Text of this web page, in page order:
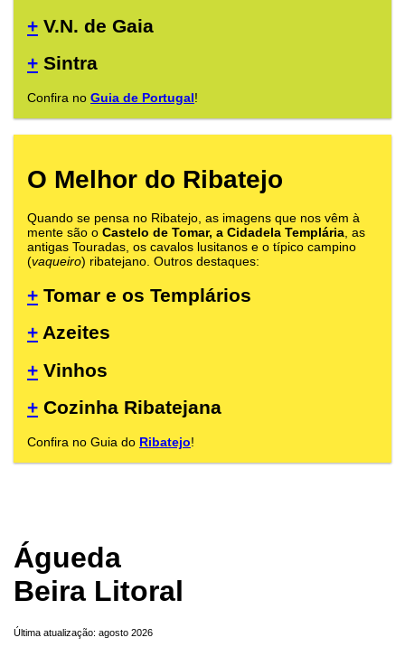
+ V.N. de Gaia
+ Sintra
Confira no Guia de Portugal!
O Melhor do Ribatejo
Quando se pensa no Ribatejo, as imagens que nos vêm à
mente são o Castelo de Tomar, a Cidadela Templária, as
antigas Touradas, os cavalos lusitanos e o típico campino
(vaqueiro) ribatejano. Outros destaques:
+ Tomar e os Templários
+ Azeites
+ Vinhos
+ Cozinha Ribatejana
Confira no Guia do Ribatejo!
Águeda
Beira Litoral
Última atualização: agosto 2026